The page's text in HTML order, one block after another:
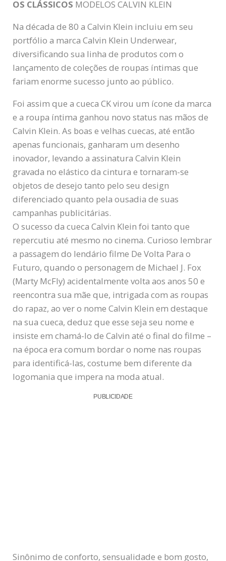
OS CLÁSSICOS MODELOS CALVIN KLEIN
Na década de 80 a Calvin Klein incluiu em seu
portfólio a marca Calvin Klein Underwear,
diversificando sua linha de produtos com o
lançamento de coleções de roupas íntimas que
fariam enorme sucesso junto ao público.
Foi assim que a cueca CK virou um ícone da marca
e a roupa íntima ganhou novo status nas mãos de
Calvin Klein. As boas e velhas cuecas, até então
apenas funcionais, ganharam um desenho
inovador, levando a assinatura Calvin Klein
gravada no elástico da cintura e tornaram-se
objetos de desejo tanto pelo seu design
diferenciado quanto pela ousadia de suas
campanhas publicitárias.
O sucesso da cueca Calvin Klein foi tanto que
repercutiu até mesmo no cinema. Curioso lembrar
a passagem do lendário filme De Volta Para o
Futuro, quando o personagem de Michael J. Fox
(Marty McFly) acidentalmente volta aos anos 50 e
reencontra sua mãe que, intrigada com as roupas
do rapaz, ao ver o nome Calvin Klein em destaque
na sua cueca, deduz que esse seja seu nome e
insiste em chamá-lo de Calvin até o final do filme –
na época era comum bordar o nome nas roupas
para identificá-las, costume bem diferente da
logomania que impera na moda atual.
PUBLICIDADE
Sinônimo de conforto, sensualidade e bom gosto,